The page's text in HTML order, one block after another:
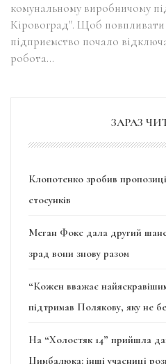
комунальному виробничому
Кіровоград". Щоб
підприємство почало
робота…
ЗАРАЗ
Клопотенко зробив
стосунків
Меган Фокс дала другий
зрад вони знову разом
“Кожен вважає
підтримав Полякову, яку не
На “Холостяк 14” прийшла
Цимбалюка: інші учасниці